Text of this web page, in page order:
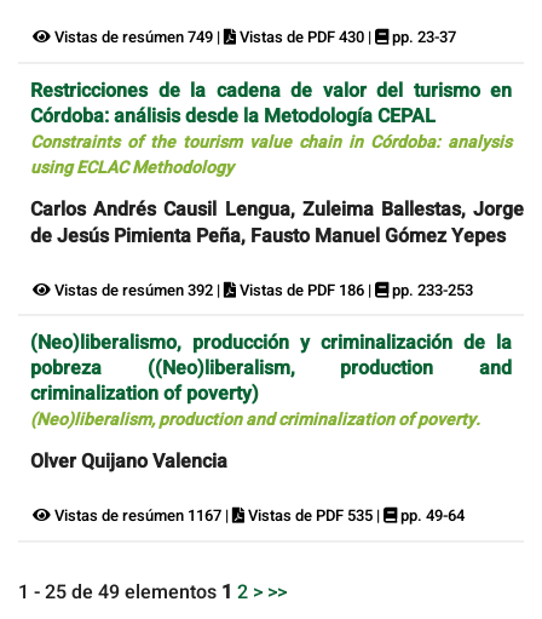
Vistas de resúmen 749 | Vistas de PDF 430 | pp. 23-37
Restricciones de la cadena de valor del turismo en
Córdoba: análisis desde la Metodología CEPAL
Constraints of the tourism value chain in Córdoba: analysis
using ECLAC Methodology
Carlos Andrés Causil Lengua, Zuleima Ballestas, Jorge
de Jesús Pimienta Peña, Fausto Manuel Gómez Yepes
Vistas de resúmen 392 | Vistas de PDF 186 | pp. 233-253
(Neo)liberalismo, producción y criminalización de la
pobreza ((Neo)liberalism, production and
criminalization of poverty)
(Neo)liberalism, production and criminalization of poverty.
Olver Quijano Valencia
Vistas de resúmen 1167 | Vistas de PDF 535 | pp. 49-64
1 - 25 de 49 elementos 1 2 > >>